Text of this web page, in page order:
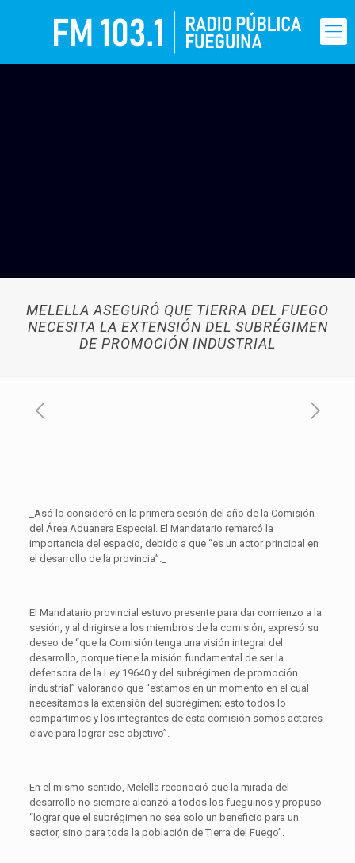
MELELLA ASEGURÓ QUE TIERRA DEL FUEGO
NECESITA LA EXTENSIÓN DEL SUBRÉGIMEN
DE PROMOCIÓN INDUSTRIAL
_Asó lo consideró en la primera sesión del año de la Comisión
del Área Aduanera Especial. El Mandatario remarcó la
importancia del espacio, debido a que “es un actor principal en
el desarrollo de la provincia”._
El Mandatario provincial estuvo presente para dar comienzo a la
sesión, y al dirigirse a los miembros de la comisión, expresó su
deseo de “que la Comisión tenga una visión integral del
desarrollo, porque tiene la misión fundamental de ser la
defensora de la Ley 19640 y del subrégimen de promoción
industrial” valorando que “estamos en un momento en el cual
necesitamos la extensión del subrégimen; esto todos lo
compartimos y los integrantes de esta comisión somos actores
clave para lograr ese objetivo”.
En el mismo sentido, Melella reconoció que la mirada del
desarrollo no siempre alcanzó a todos los fueguinos y propuso
“lograr que el subrégimen no sea solo un beneficio para un
sector, sino para toda la población de Tierra del Fuego”.